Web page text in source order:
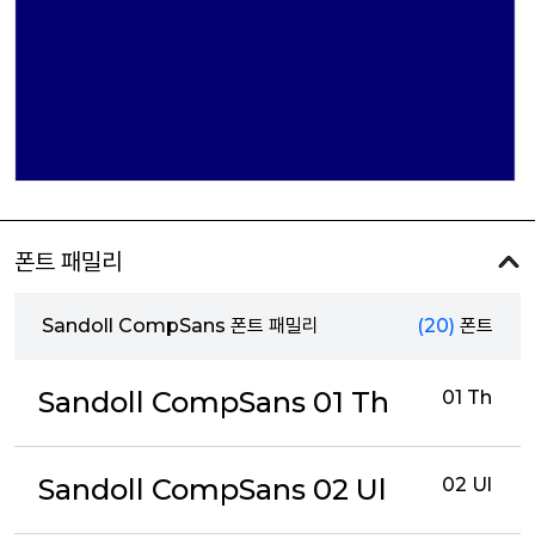
폰트 패밀리
Sandoll CompSans 폰트 패밀리 (20) 폰트
Sandoll CompSans 01 Th 01 Th
Sandoll CompSans 02 Ul 02 Ul